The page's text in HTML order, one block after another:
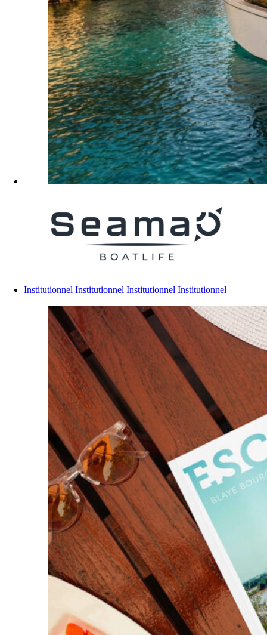
Institutionnel Institutionnel Institutionnel Institutionnel